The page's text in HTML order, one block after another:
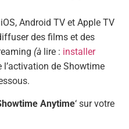
Android TV et Apple TV
des films et des
(à lire : installer
l’activation de Showtime
Anytime‘ sur votre